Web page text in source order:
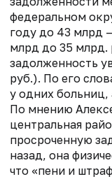
федеральном
году до 43 млрд
млрд до 35 млрд.
задолженность
руб.). По его
у одних больниц,
По мнению
центральная
просроченную
назад, она
что «пени и